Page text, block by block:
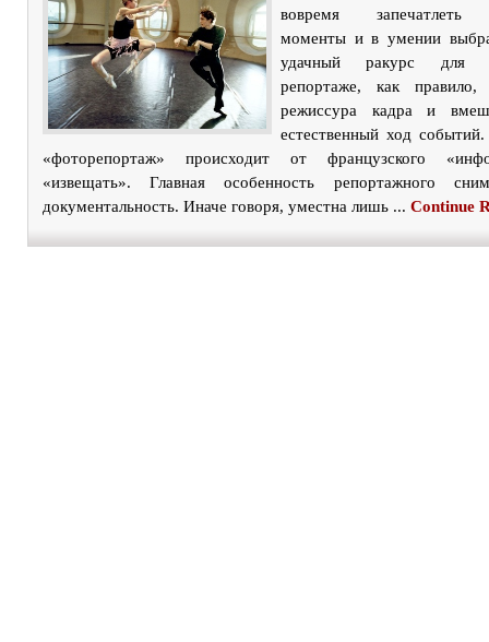
вовремя запечатлеть
моменты и в умении
удачный ракурс для
репортаже, как правило,
режиссура кадра и
естественный ход
«фоторепортаж» происходит от французского
«извещать». Главная особенность репортажного
документальность. Иначе говоря, уместна лишь ... Continue